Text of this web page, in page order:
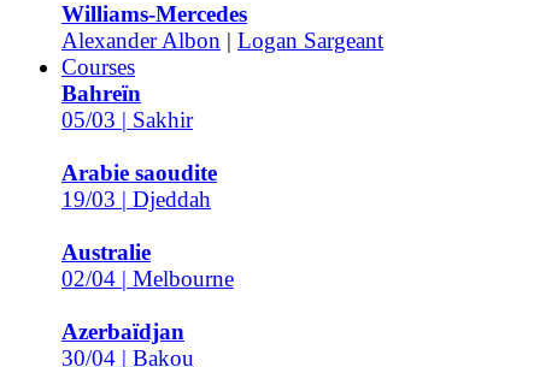
Williams-Mercedes
Alexander Albon | Logan Sargeant
Courses
Bahreïn
05/03 | Sakhir
Arabie saoudite
19/03 | Djeddah
Australie
02/04 | Melbourne
Azerbaïdjan
30/04 | Bakou